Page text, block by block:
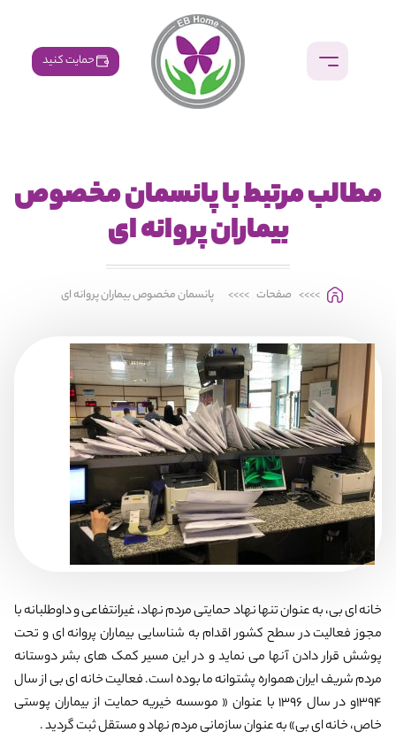
حمایت کنید
مطالب مرتبط با پانسمان مخصوص
بیماران پروانه ای
>>>> صفحات >>>> پانسمان مخصوص بیماران پروانه ای
خانه ای بی، به عنوان تنها نهاد حمایتی مردم نهاد، غیرانتفاعی و داوطلبانه با
مجوز فعالیت در سطح کشور اقدام به شناسایی بیماران پروانه ای و تحت
پوشش قرار دادن آنها می نماید و در این مسیر کمک های بشر دوستانه
مردم شریف ایران همواره پشتوانه ما بوده است. فعالیت خانه ای بی از سال
1394و در سال 1396 با عنوان « موسسه خیریه حمایت از بیماران پوستی
خاص، خانه ای بی» به عنوان سازمانی مردم نهاد و مستقل ثبت گردید .